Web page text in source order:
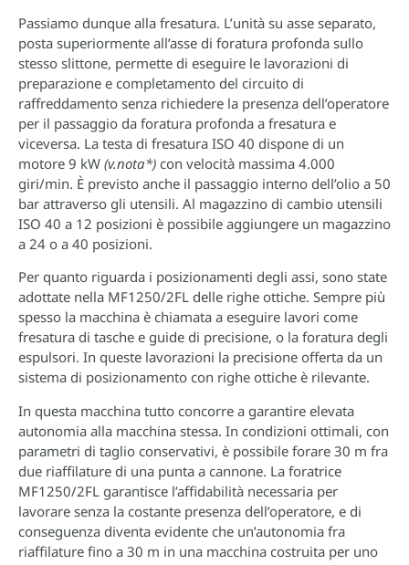
Passiamo dunque alla fresatura. L’unità su asse separato,
posta superiormente all’asse di foratura profonda sullo
stesso slittone, permette di eseguire le lavorazioni di
preparazione e completamento del circuito di
raffreddamento senza richiedere la presenza dell’operatore
per il passaggio da foratura profonda a fresatura e
viceversa. La testa di fresatura ISO 40 dispone di un
motore 9 kW (v.nota*) con velocità massima 4.000
giri/min. È previsto anche il passaggio interno dell’olio a 50
bar attraverso gli utensili. Al magazzino di cambio utensili
ISO 40 a 12 posizioni è possibile aggiungere un magazzino
a 24 o a 40 posizioni.
Per quanto riguarda i posizionamenti degli assi, sono state
adottate nella MF1250/2FL delle righe ottiche. Sempre più
spesso la macchina è chiamata a eseguire lavori come
fresatura di tasche e guide di precisione, o la foratura degli
espulsori. In queste lavorazioni la precisione offerta da un
sistema di posizionamento con righe ottiche è rilevante.
In questa macchina tutto concorre a garantire elevata
autonomia alla macchina stessa. In condizioni ottimali, con
parametri di taglio conservativi, è possibile forare 30 m fra
due riaffilature di una punta a cannone. La foratrice
MF1250/2FL garantisce l’affidabilità necessaria per
lavorare senza la costante presenza dell’operatore, e di
conseguenza diventa evidente che un’autonomia fra
riaffilature fino a 30 m in una macchina costruita per uno